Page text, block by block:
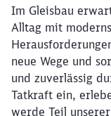
Im Gleisbau
Alltag mit
neue Wege und
und zuverlässig
Tatkraft ein,
werde Teil